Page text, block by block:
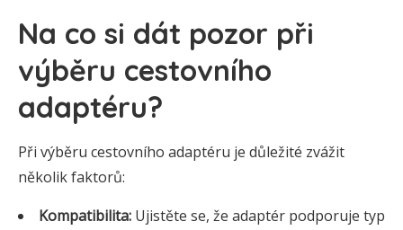
Na co si dát pozor při
výběru cestovního
adaptéru?
Při výběru cestovního adaptéru je důležité zvážit
několik faktorů:
Kompatibilita: Ujistěte se, že adaptér podporuje typ